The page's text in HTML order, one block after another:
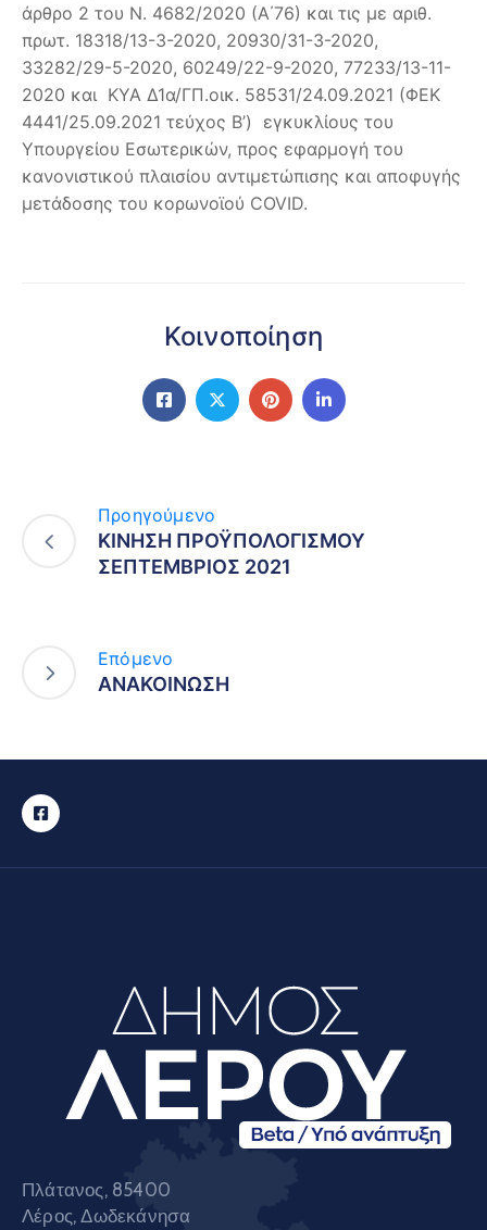
άρθρο 2 του Ν. 4682/2020 (Α΄76) και τις με αριθ.
πρωτ. 18318/13-3-2020, 20930/31-3-2020,
33282/29-5-2020, 60249/22-9-2020, 77233/13-11-
2020 και ΚΥΑ Δ1α/ΓΠ.οικ. 58531/24.09.2021 (ΦΕΚ
4441/25.09.2021 τεύχος Β’) εγκυκλίους του
Υπουργείου Εσωτερικών, προς εφαρμογή του
κανονιστικού πλαισίου αντιμετώπισης και αποφυγής
μετάδοσης του κορωνοϊού COVID.
Κοινοποίηση
Προηγούμενο
ΚΙΝΗΣΗ ΠΡΟΫΠΟΛΟΓΙΣΜΟΥ
ΣΕΠΤΕΜΒΡΙΟΣ 2021
Επόμενο
ΑΝΑΚΟΙΝΩΣΗ
Πλάτανος, 85400
Λέρος, Δωδεκάνησα